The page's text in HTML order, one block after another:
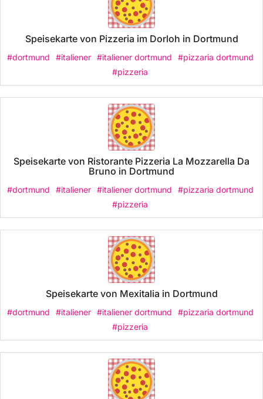
Speisekarte von Pizzeria im Dorloh in Dortmund
#dortmund #italiener #italiener dortmund
#pizzaria dortmund
#pizzeria
Speisekarte von Ristorante Pizzeria La Mozzarella Da
Bruno in Dortmund
#dortmund #italiener #italiener dortmund
#pizzaria dortmund
#pizzeria
Speisekarte von Mexitalia in Dortmund
#dortmund #italiener #italiener dortmund
#pizzaria dortmund
#pizzeria